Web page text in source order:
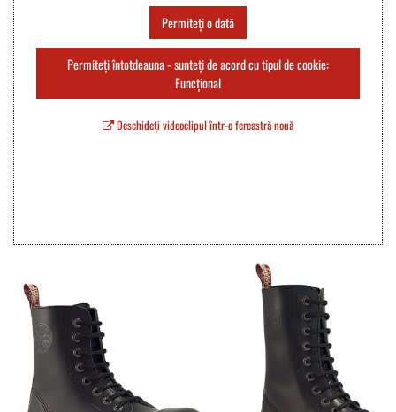
Permiteți o dată
Permiteți întotdeauna - sunteți de acord cu tipul de cookie:
Funcțional
Deschideți videoclipul într-o fereastră nouă